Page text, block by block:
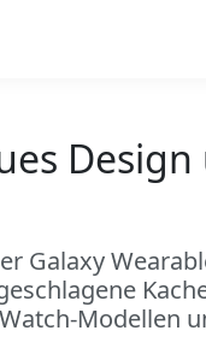
Galaxy
Modellen